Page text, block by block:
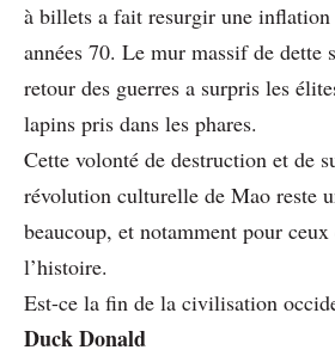
à billets a fait resurgir une inflation
années 70. Le mur massif de dette
retour des guerres a surpris les
lapins pris dans les phares.
Cette volonté de destruction et de
révolution culturelle de Mao reste
beaucoup, et notamment pour
l’histoire.
Est-ce la fin de la civilisation
Duck Donald